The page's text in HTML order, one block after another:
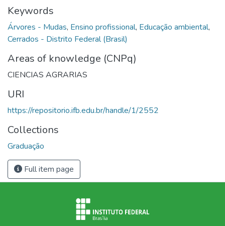
Keywords
Árvores - Mudas, Ensino profissional, Educação ambiental,
Cerrados - Distrito Federal (Brasil)
Areas of knowledge (CNPq)
CIENCIAS AGRARIAS
URI
https://repositorio.ifb.edu.br/handle/1/2552
Collections
Graduação
Full item page